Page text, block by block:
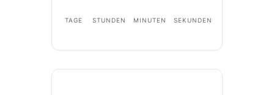
TAGE STUNDEN MINUTEN SEKUNDEN